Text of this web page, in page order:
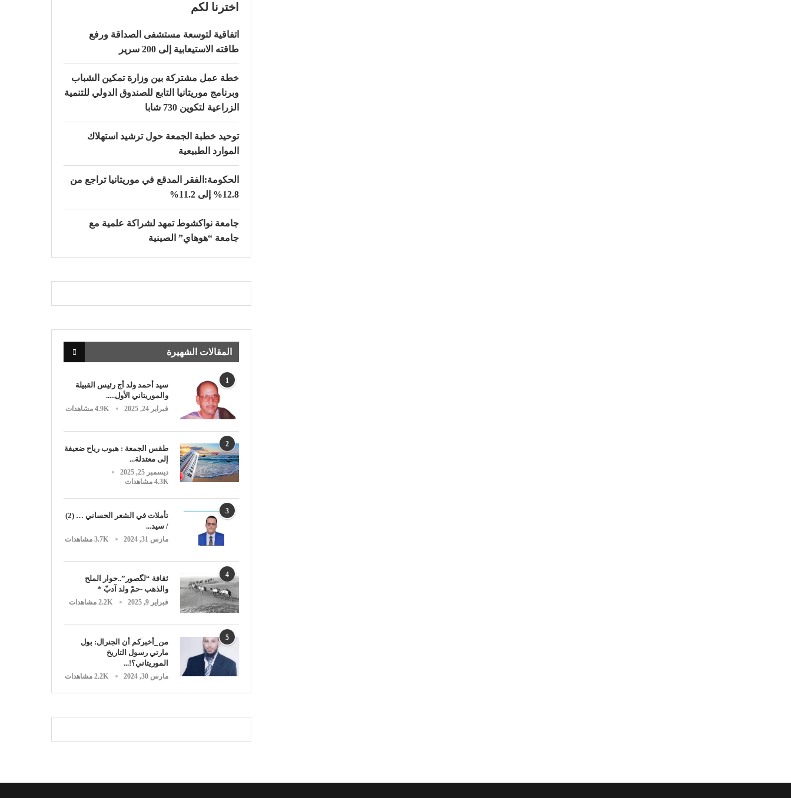
اخترنا لكم
اتفاقية لتوسعة مستشفى الصداقة ورفع
طاقته الاستيعابية إلى 200 سرير
خطة عمل مشتركة بين وزارة تمكين الشباب
وبرنامج موريتانيا التابع للصندوق الدولي للتنمية
الزراعية لتكوين 730 شابا
توحيد خطبة الجمعة حول ترشيد استهلاك
الموارد الطبيعية
الحكومة:الفقر المدقع في موريتانيا تراجع من
12.8% إلى 11.2%
جامعة نواكشوط تمهد لشراكة علمية مع
جامعة “هوهاي” الصينية
المقالات الشهيرة
1
سيد أحمد ولد أج رئيس القبيلة
والموريتاني الأول.....
فبراير 24, 2025 4.9K مشاهدات
2
طقس الجمعة : هبوب رياح ضعيفة
إلى معتدلة...
ديسمبر 25, 2025
4.3K مشاهدات
3
تأملات في الشعر الحساني … (2)
/ سيد...
مارس 31, 2024 3.7K مشاهدات
4
ثقافة “لگصور”..حوار الملح
والذهب -حمّ ولد آدبّ *
فبراير 9, 2025 2.2K مشاهدات
5
من_أخبركم أن الجنرال: بول
مارتي رسول التاريخ
الموريتاني؟!...
مارس 30, 2024 2.2K مشاهدات